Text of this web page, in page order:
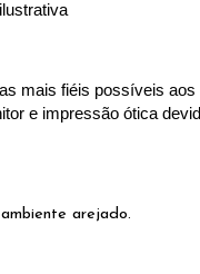
mais fiéis possíveis
e impressão ótica
arejado.